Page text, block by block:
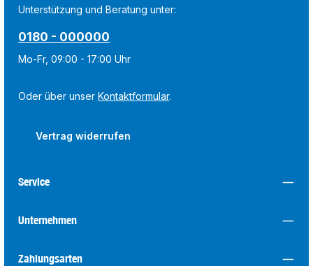
Unterstützung und Beratung unter:
0180 - 000000
Mo-Fr, 09:00 - 17:00 Uhr
Oder über unserKontaktformular.
Vertrag widerrufen
Service
Unternehmen
Zahlungsarten